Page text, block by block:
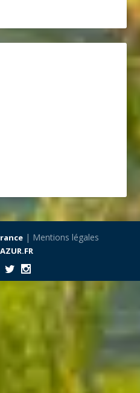
| Mentions légales